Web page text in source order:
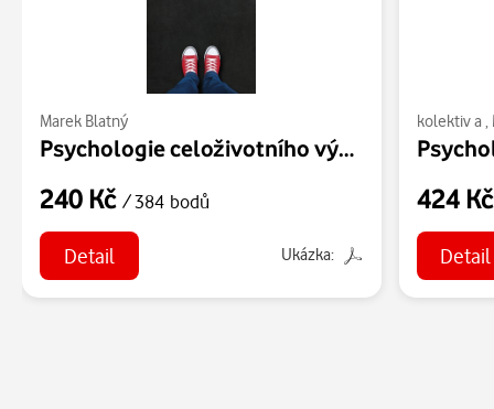
Marek Blatný
Psychologie celoživotního vývoje
240 Kč / 384 bodů
Detail Ukázka:
kolektiv a ,
424
Detail